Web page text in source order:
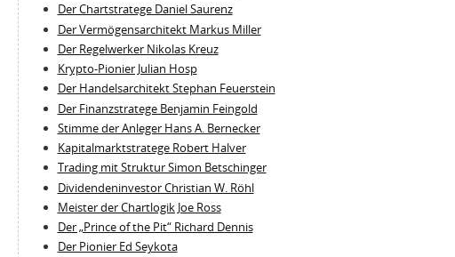
Der Chartstratege Daniel Saurenz
Der Vermögensarchitekt Markus Miller
Der Regelwerker Nikolas Kreuz
Krypto-Pionier Julian Hosp
Der Handelsarchitekt Stephan Feuerstein
Der Finanzstratege Benjamin Feingold
Stimme der Anleger Hans A. Bernecker
Kapitalmarktstratege Robert Halver
Trading mit Struktur Simon Betschinger
Dividendeninvestor Christian W. Röhl
Meister der Chartlogik Joe Ross
Der „Prince of the Pit“ Richard Dennis
Der Pionier Ed Seykota